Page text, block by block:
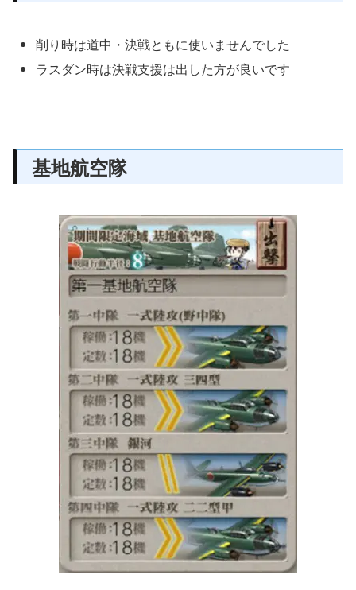
削り時は道中・決戦ともに使いませんでした
ラスダン時は決戦支援は出した方が良いです
基地航空隊